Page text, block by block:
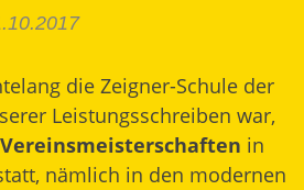
die Zeigner-Schule der
Leistungsschreiben war,
in
nämlich in den modernen